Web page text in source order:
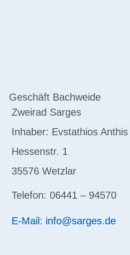
Geschäft Bachweide
Zweirad Sarges
Inhaber: Evstathios Anthis
Hessenstr. 1
35576 Wetzlar
Telefon: 06441 – 94570
E-Mail: info@sarges.de